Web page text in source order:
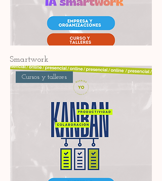
Smartwork
Cursos y talleres